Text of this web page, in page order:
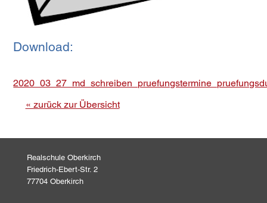
Download:
« zurück zur Übersicht
Realschule Oberkirch
Friedrich-Ebert-Str. 2
77704 Oberkirch